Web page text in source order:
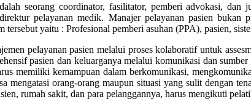
seorang coordinator, fasilitator, pemberi advokasi,
pelayanan medik. Manajer pelayanan pasien bukan
tersebut yaitu : Profesional pemberi asuhan (PPA), pasien,
pelayanan pasien melalui proses kolaboratif untuk
pasien dan keluarganya melalui komunikasi dan
memiliki kemampuan dalam berkomunikasi,
mengatasi orang-orang maupun situasi yang sulit dengan
rumah sakit, dan para pelanggannya, harus mengikuti